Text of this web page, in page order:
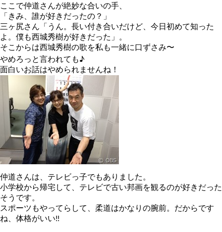
ここで仲道さんが絶妙な合いの手、
「きみ、誰が好きだったの？」
三ヶ尻さん「うん。長い付き合いだけど、今日初めて知った
よ。僕も西城秀樹が好きだった」。
そこからは西城秀樹の歌を私も一緒に口ずさみ〜
やめろっと言われても♪
面白いお話はやめられませんね！
仲道さんは、テレビっ子でもありました。
小学校から帰宅して、テレビで古い邦画を観るのが好きだった
そうです。
スポーツもやってらして、柔道はかなりの腕前。だからです
ね、体格がいい!!